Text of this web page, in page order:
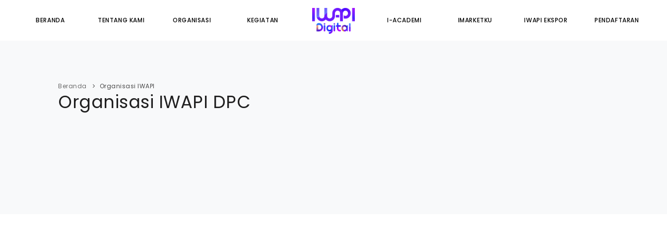
BERANDA TENTANG KAMI ORGANISASI KEGIATAN I-ACADEMI IMARKETKU IWAPI EKSPOR PENDAFTARAN
Beranda Organisasi IWAPI
Organisasi IWAPI DPC